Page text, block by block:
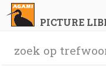
PICTURE